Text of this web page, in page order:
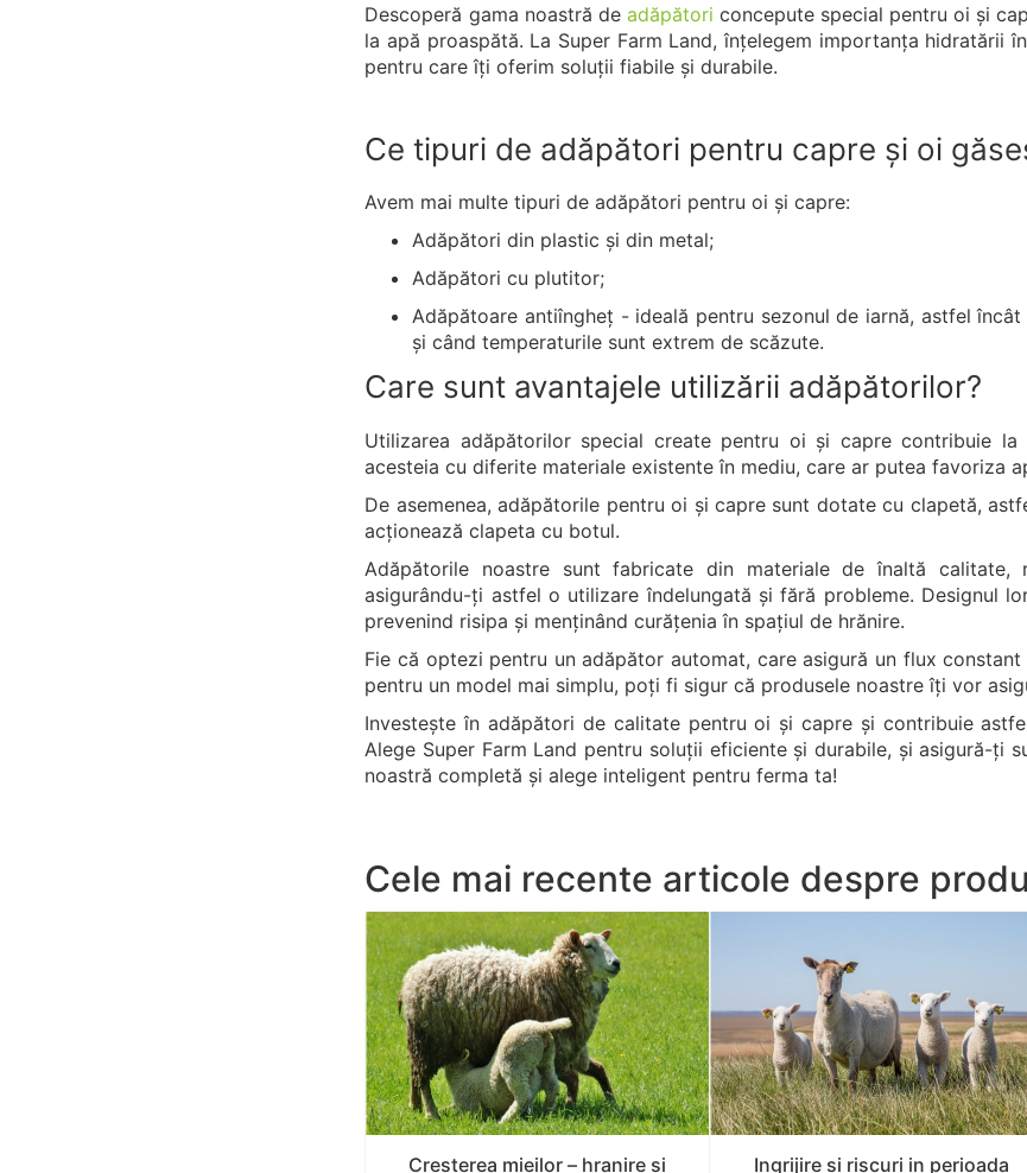
Descoperă gama noastră de adăpători concepute special pentru oi și
la apă proaspătă. La Super Farm Land, înțelegem importanța hidratării
pentru care îți oferim soluții fiabile și durabile.
Ce tipuri de adăpători pentru capre și oi
Avem mai multe tipuri de adăpători pentru oi și capre:
Adăpători din plastic și din metal;
Adăpători cu plutitor;
Adăpătoare antiîngheț - ideală pentru sezonul de iarnă, astfel
și când temperaturile sunt extrem de scăzute.
Care sunt avantajele utilizării adăpătorilor?
Utilizarea adăpătorilor special create pentru oi și capre contribuie
acesteia cu diferite materiale existente în mediu, care ar putea favoriza
De asemenea, adăpătorile pentru oi și capre sunt dotate cu clapetă,
acționează clapeta cu botul.
Adăpătorile noastre sunt fabricate din materiale de înaltă
asigurându-ți astfel o utilizare îndelungată și fără probleme. Designul
prevenind risipa și menținând curățenia în spațiul de hrănire.
Fie că optezi pentru un adăpător automat, care asigură un flux
pentru un model mai simplu, poți fi sigur că produsele noastre îți vor
Investește în adăpători de calitate pentru oi și capre și contribuie
Alege Super Farm Land pentru soluții eficiente și durabile, și asigură-ți
noastră completă și alege inteligent pentru ferma ta!
Cele mai recente articole despre
Cresterea mieilor – hranire si Ingrijire si riscuri in perioada